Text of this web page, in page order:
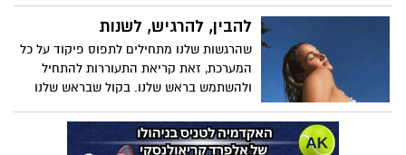
והנפש שלהם עובדים, מה הם צריכים ומה הם
רוצים, ואיך לתקשר את זה. הסגנון שלה
אופטימי, נטול בושה ומוביל עונג.
להבין, להרגיש, לשנות
שהרגשות שלנו מתחילים לתפוס פיקוד על כל
המערכת, זאת קריאת התעוררות להתחיל
ולהשתמש בראש שלנו. בקול שבראש שלנו